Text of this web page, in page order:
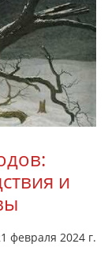
и
февраля 2024 г.